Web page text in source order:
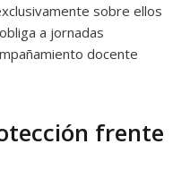
sobre ellos
a jornadas
docente
frente